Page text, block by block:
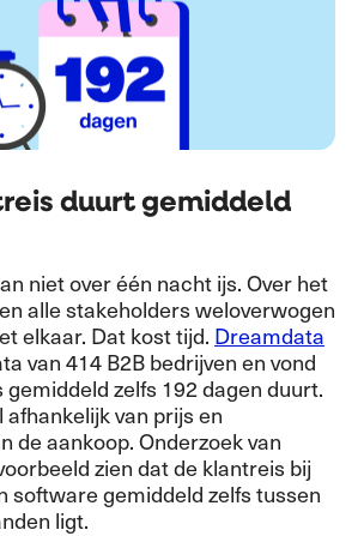
duurt gemiddeld
niet over één nacht ijs. Over het
alle stakeholders weloverwogen
elkaar. Dat kost tijd. Dreamdata
van 414 B2B bedrijven en vond
zelfs 192 dagen duurt.
van prijs en
de aankoop. Onderzoek van
zien dat de klantreis bij
software gemiddeld zelfs tussen
ligt.